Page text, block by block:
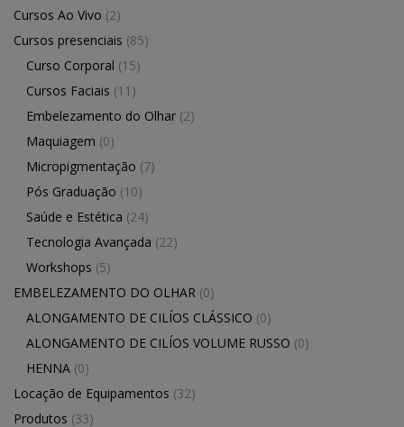
Cursos Ao Vivo (2)
Cursos presenciais (85)
Curso Corporal (15)
Cursos Faciais (11)
Embelezamento do Olhar (2)
Maquiagem (0)
Micropigmentação (7)
Pós Graduação (10)
Saúde e Estética (24)
Tecnologia Avançada (22)
Workshops (5)
EMBELEZAMENTO DO OLHAR (0)
ALONGAMENTO DE CILÍOS CLÁSSICO (0)
ALONGAMENTO DE CILÍOS VOLUME RUSSO (0)
HENNA (0)
Locação de Equipamentos (32)
Produtos (33)